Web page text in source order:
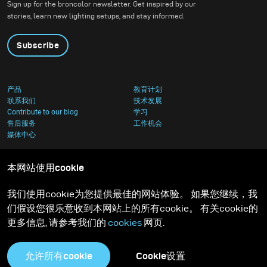
architecture.
Sign up for the broncolor newsletter. Get inspired by our
stories, learn new lighting setups, and stay informed.
Subscribe
产品
教育计划
联系我们
技术发展
Contribute to our blog
学习
售后服务
工作机会
媒体中心
本网站使用cookie
我们使用cookie为您提供最佳的网站体验。 如果您继续，我
们假设您很乐意收到本网站上的所有cookie。 有关cookie的
更多信息, 请参考我们的 cookies 网页.
允许所有cookie Cookie设置